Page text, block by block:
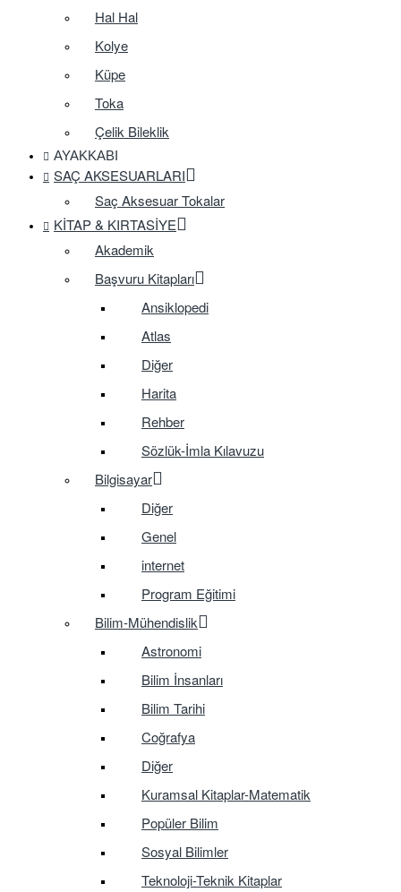
Hal Hal
Kolye
Küpe
Toka
Çelik Bileklik
AYAKKABI
SAÇ AKSESUARLARI
Saç Aksesuar Tokalar
KITAP & KIRTASIYE
Akademik
Başvuru Kitapları
Ansiklopedi
Atlas
Diğer
Harita
Rehber
Sözlük-İmla Kılavuzu
Bilgisayar
Diğer
Genel
internet
Program Eğitimi
Bilim-Mühendislik
Astronomi
Bilim İnsanları
Bilim Tarihi
Coğrafya
Diğer
Kuramsal Kitaplar-Matematik
Popüler Bilim
Sosyal Bilimler
Teknoloji-Teknik Kitaplar